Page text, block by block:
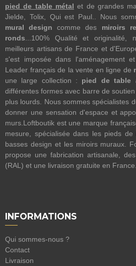
pied de table métal et de grandes
Jielde, Tolix, Qui est Paul.. Nous
mural design comme des miroirs
ronds ...100% Qualité et originalité,
meilleurs artisans de France et
s'est imposée dans l'aménagement
Leader français de la vente en ligne de
une large collection : pied de table
différentes formes avec barre de
plus lourds. Nous sommes spécialistes
donner une sensation d'espace et
murs.Loftboutik est une marque
mesure, spécialisée dans les pieds
basses design et les miroirs muraux.
propose une fabrication artisanale,
(RAL) et une livraison gratuite en France.
INFORMATIONS
Qui sommes-nous ?
Contact
Livraison